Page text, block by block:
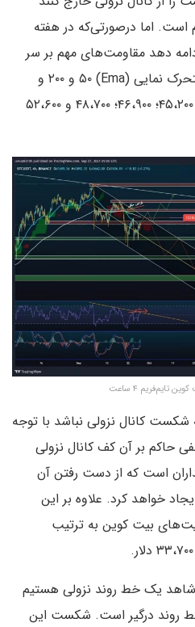
است. اما درصورتی‌که در هفته
دهد مقاومت‌های مهم بر سر
راه آن علاوه بر میانگین‌های متحرک نمایی (Ema) ۵۰ و ۲۰۰ و
سقف کانال نزولی عبارت‌اند از: ۴۵،۲۰۰؛ ۴۶،۹۰۰؛ ۴۸،۷۰۰ و ۵۲،۶۰۰
تایم‌فریم ۴ ساعت
شکست کانال نزولی نباشد با توجه
حاکم بر آن کف کانال نزولی
است که از دست رفتن آن
خواهد کرد. علاوه بر این
بیت کوین به ترتیب
یک خط روند نزولی هستیم
روند درگیر است. شکست این